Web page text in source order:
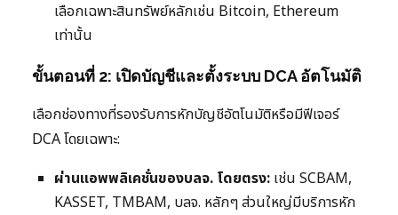
เลือกเฉพาะสินทรัพย์หลักเช่น Bitcoin, Ethereum
เท่านั้น
ขั้นตอนที่ 2: เปิดบัญชีและตั้งระบบ DCA อัตโนมัติ
เลือกช่องทางที่รองรับการหักบัญชีอัตโนมัติหรือมีฟีเจอร์
DCA โดยเฉพาะ:
ผ่านแอพพลิเคชั่นของบลจ. โดยตรง: เช่น SCBAM,
KASSET, TMBAM, บลจ. หลักๆ ส่วนใหญ่มีบริการหัก